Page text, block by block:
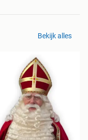
Bekijk alles